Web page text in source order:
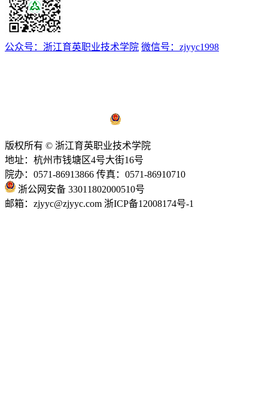
公众号：浙江育英职业技术学院 微信号：zjyyc1998
版权所有 © 浙江育英职业技术学院
地址：杭州市钱塘区4号大街16号
院办：0571-86913866 传真：0571-86910710
浙公网安备 33011802000510号
邮箱：zjyyc@zjyyc.com 浙ICP备12008174号-1